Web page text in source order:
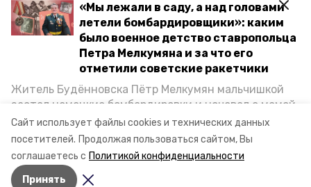
Сайт использует файлы cookies и технических данных
посетителей. Продолжая пользоваться сайтом, Вы
соглашаетесь с Политикой конфиденциальности
Принять
«Мы лежали в саду, а над головами
летели бомбардировщики»: каким
было военное детство ставропольца
Петра Мелкумяна и за что его
отметили советские ракетчики
Житель Будённовска Пётр Мелкумян мальчишкой
застал немецкие бомбардировки и ночевал с мамой
под открытым небом, когда гитлеровцы заняли их
дом. Чем запомнились эти дни, как выживали после
и чем Пётр помог ракетным войскам — в новом
материале спецпроекта «Победы26» «Дети
Великой Отечественной».
Глава Ставрополья проверил исполнение
поручений по итогам прямых линий
губернатор ставропольского края
Авторы: Майя Неверович